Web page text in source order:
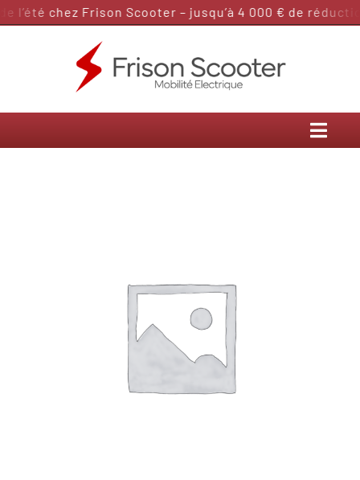
Passer
l’été chez Frison Scooter – jusqu’à 4 000 € de